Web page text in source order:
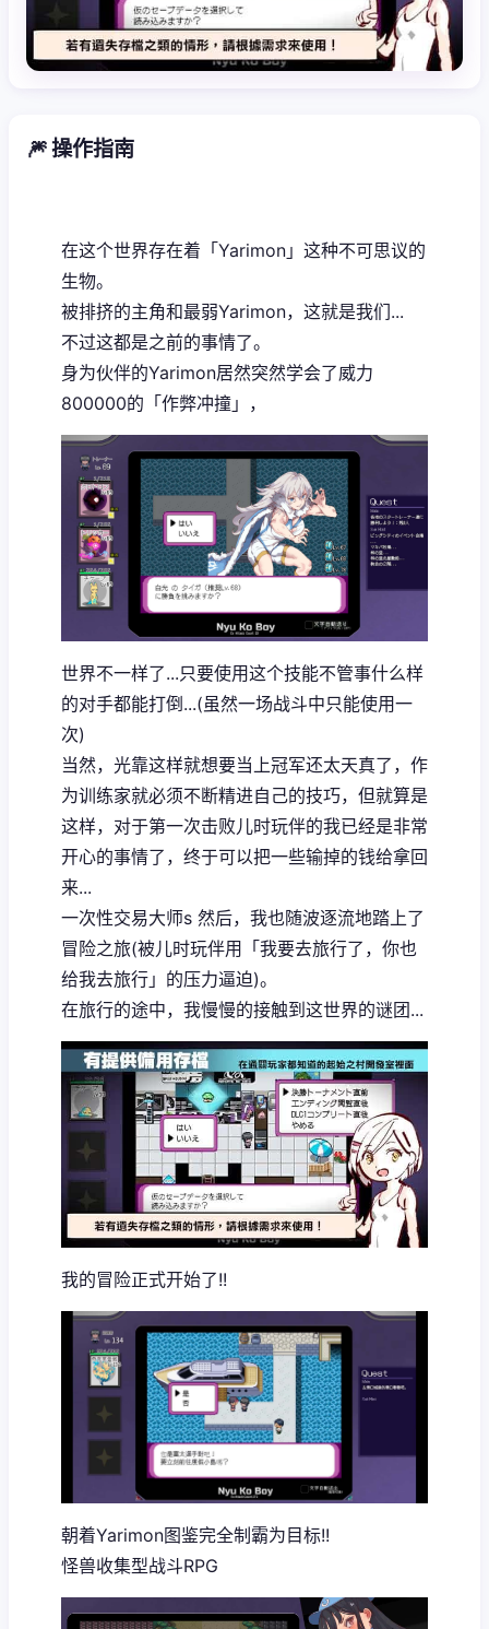
🎆 操作指南
在这个世界存在着「Yarimon」这种不可思议的
生物。
被排挤的主角和最弱Yarimon，这就是我们...
不过这都是之前的事情了。
身为伙伴的Yarimon居然突然学会了威力
800000的「作弊冲撞」，
世界不一样了...只要使用这个技能不管事什么样
的对手都能打倒...(虽然一场战斗中只能使用一
次)
当然，光靠这样就想要当上冠军还太天真了，作
为训练家就必须不断精进自己的技巧，但就算是
这样，对于第一次击败儿时玩伴的我已经是非常
开心的事情了，终于可以把一些输掉的钱给拿回
来...
一次性交易大师s 然后，我也随波逐流地踏上了
冒险之旅(被儿时玩伴用「我要去旅行了，你也
给我去旅行」的压力逼迫)。
在旅行的途中，我慢慢的接触到这世界的谜团...
我的冒险正式开始了!!
朝着Yarimon图鉴完全制霸为目标!!
怪兽收集型战斗RPG